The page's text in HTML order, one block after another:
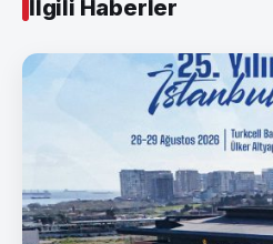
İlgili Haberler